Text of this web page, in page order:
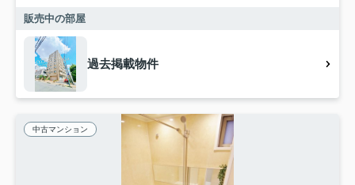
販売中の部屋
過去掲載物件
中古マンション